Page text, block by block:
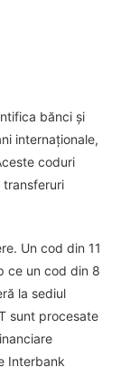
bănci și
internaționale,
coduri
Un cod din 11
ce un cod din 8
la sediul
sunt procesate
Interbank